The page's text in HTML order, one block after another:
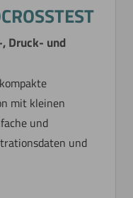
Druck- und
mit kleinen
und
und